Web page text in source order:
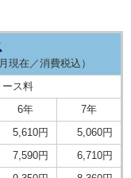
現在／消費税込）
ース料
6年
7年
5,610円
5,060円
7,590円
6,710円